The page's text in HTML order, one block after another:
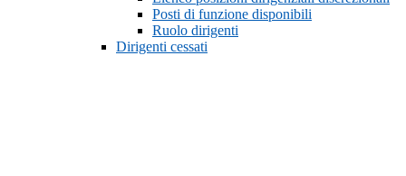
Posti di funzione disponibili
Ruolo dirigenti
Dirigenti cessati